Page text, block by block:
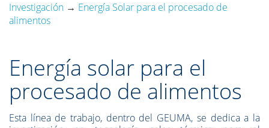
Investigación → Energía Solar para el procesado de
alimentos
Energía solar para el
procesado de alimentos
Esta línea de trabajo, dentro del GEUMA, se dedica a la